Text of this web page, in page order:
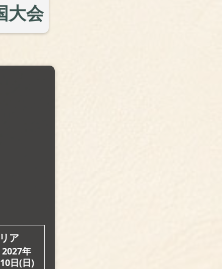
大会
ア
年
日(日)